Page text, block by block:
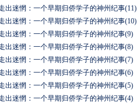
出迷惘：一个早期归侨学子的神州纪事(11)
出迷惘：一个早期归侨学子的神州纪事(10)
出迷惘：一个早期归侨学子的神州纪事(9)
出迷惘：一个早期归侨学子的神州纪事(8)
出迷惘：一个早期归侨学子的神州纪事(7)
出迷惘：一个早期归侨学子的神州纪事(6)
出迷惘：一个早期归侨学子的神州纪事(5)
出迷惘：一个早期归侨学子的神州纪事(4)